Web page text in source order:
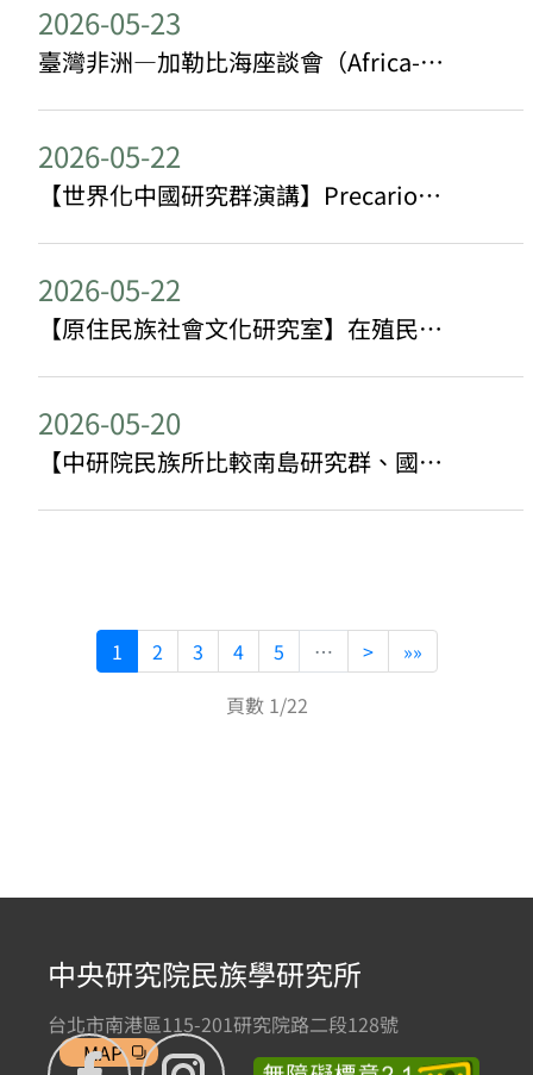
2026-05-23
臺灣非洲—加勒比海座談會（Africa-Caribbean Symposium in Taiwan）
2026-05-22
【世界化中國研究群演講】Precarious Accumulation: Fast Fashion Bosses in Transnational Guangzhou
2026-05-22
【原住民族社會文化研究室】在殖民再現、治理技術與行動實踐之間：原住民族知識研究的反身性思考
2026-05-20
【中研院民族所比較南島研究群、國科會「南島連結：跨領域研究之新航向」學術發展平台計畫】Southeast Asia and the Taiwan Connection
1 2 3 4 5 … >
»»
頁數 1/22
中央研究院民族學研究所
台北市南港區115-201研究院路二段128號
MAP